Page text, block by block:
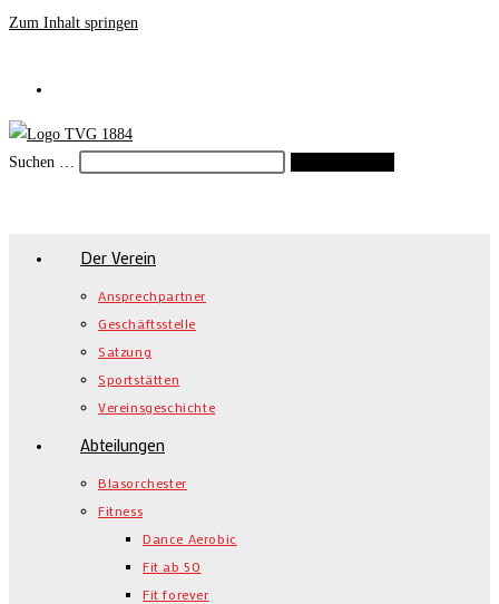
Zum Inhalt springen
Suchen …
Der Verein
Ansprechpartner
Geschäftsstelle
Satzung
Sportstätten
Vereinsgeschichte
Abteilungen
Blasorchester
Fitness
Dance Aerobic
Fit ab 50
Fit forever